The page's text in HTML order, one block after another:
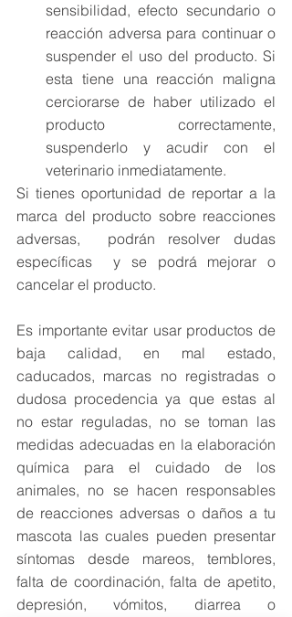
sensibilidad, efecto secundario o
reacción adversa para continuar o
suspender el uso del producto. Si
esta tiene una reacción maligna
cerciorarse de haber utilizado el
producto correctamente,
suspenderlo y acudir con el
veterinario inmediatamente.
Si tienes oportunidad de reportar a la
marca del producto sobre reacciones
adversas,  podrán resolver dudas
específicas  y se podrá mejorar o
cancelar el producto.
Es importante evitar usar productos de
baja calidad, en mal estado,
caducados, marcas no registradas o
dudosa procedencia ya que estas al
no estar reguladas, no se toman las
medidas adecuadas en la elaboración
química para el cuidado de los
animales, no se hacen responsables
de reacciones adversas o daños a tu
mascota las cuales pueden presentar
síntomas desde mareos, temblores,
falta de coordinación, falta de apetito,
depresión, vómitos, diarrea o